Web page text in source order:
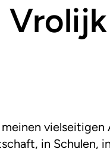
Vrolijk
meinen
in Schulen,